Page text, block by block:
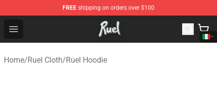
FREE shipping on orders over $100
Open menu
Ruel Store - Official Ruel Merchandise Shop
Home/Ruel Cloth/Ruel Hoodie